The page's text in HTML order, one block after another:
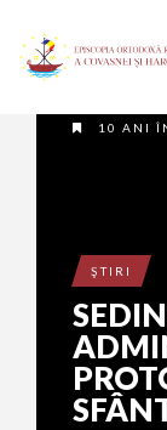
10 ANI
ŞTIRI